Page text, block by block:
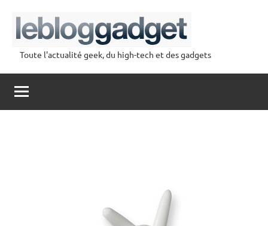
contenu
lebloggadget
Toute l'actualité geek, du high-tech et des gadgets